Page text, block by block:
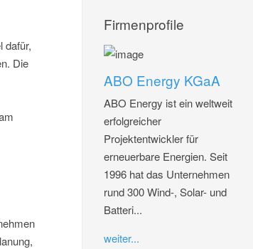
dafür,
Die
Firmenprofile
ABO Energy KGaA
ABO Energy ist ein weltweit
erfolgreicher
Projektentwickler für
erneuerbare Energien. Seit
1996 hat das Unternehmen
rund 300 Wind-, Solar- und
Batteri...
weiter...